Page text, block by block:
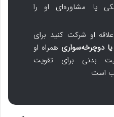
یا مشاوره‌ای او را
او شرکت کنید برای
دوچرخه‌سواری همراه او
بدنی برای تقویت
است